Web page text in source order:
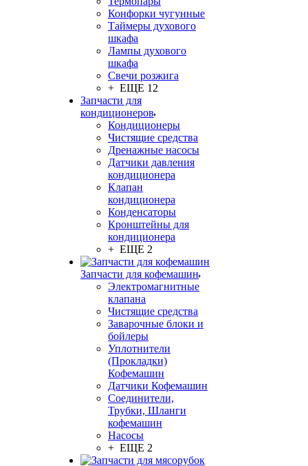
Конфорки чугунные
Таймеры духового
шкафа
Лампы духового
шкафа
Свечи розжига
+ ЕЩЕ 12
Запчасти для
кондиционеров
Кондиционеры
Чистящие средства
Дренажные насосы
Датчики давления
кондиционера
Клапан
кондиционера
Конденсаторы
Кронштейны для
кондиционера
+ ЕЩЕ 2
Запчасти для кофемашин
Электромагнитные
клапана
Чистящие средства
Заварочные блоки и
бойлеры
Уплотнители
(Прокладки)
Кофемашин
Датчики Кофемашин
Соединители,
Трубки, Шланги
кофемашин
Насосы
+ ЕЩЕ 2